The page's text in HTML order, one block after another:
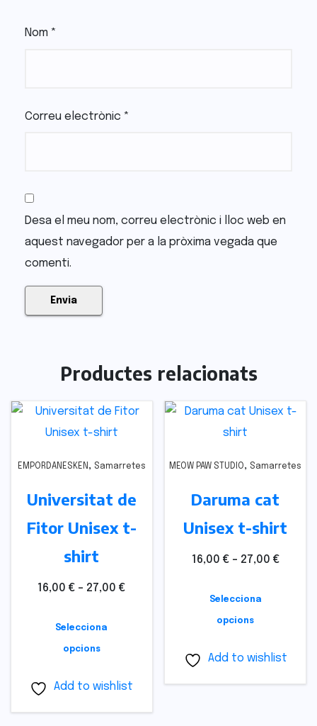
Nom *
Correu electrònic *
Desa el meu nom, correu electrònic i lloc web en
aquest navegador per a la pròxima vegada que
comenti.
Productes relacionats
EMPORDANESKEN , Samarretes
Universitat de
Fitor Unisex t-
shirt
16,00€ – 27,00€
Selecciona
opcions
Add to wishlist
MEOW PAW STUDIO, Samarretes
Daruma cat
Unisex t-shirt
16,00 € – 27,00 €
Selecciona
opcions
Add to wishlist